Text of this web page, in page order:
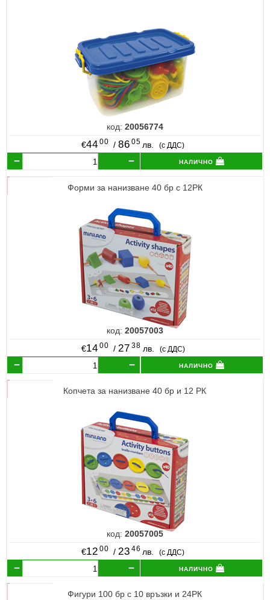
код: 20056774
€44 00 / 86 05 лв. (с ДДС)
налично
Форми за нанизване 40 бр с 12РК
код: 20057003
€14 00 / 27 38 лв. (с ДДС)
налично
Копчета за нанизване 40 бр и 12 РК
код: 20057005
€12 00 / 23 46 лв. (с ДДС)
налично
Фигури 100 бр с 10 връзки и 24РК